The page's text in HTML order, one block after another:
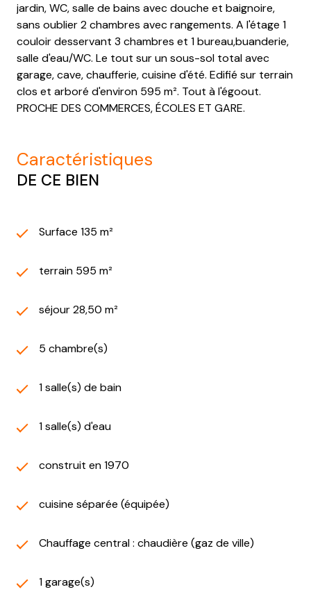
jardin, WC, salle de bains avec douche et baignoire,
sans oublier 2 chambres avec rangements. A l'étage 1
couloir desservant 3 chambres et 1 bureau,buanderie,
salle d'eau/WC. Le tout sur un sous-sol total avec
garage, cave, chaufferie, cuisine d'été. Edifié sur terrain
clos et arboré d'environ 595 m². Tout à l'égoout.
PROCHE DES COMMERCES, ÉCOLES ET GARE.
caractéristiques
DE CE BIEN
Surface 135 m²
terrain 595 m²
séjour 28,50 m²
5 chambre(s)
1 salle(s) de bain
1 salle(s) d'eau
construit en 1970
cuisine séparée (équipée)
Chauffage central : chaudière (gaz de ville)
1 garage(s)